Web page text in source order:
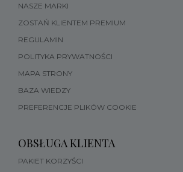
NASZE MARKI
ZOSTAŃ KLIENTEM PREMIUM
REGULAMIN
POLITYKA PRYWATNOŚCI
MAPA STRONY
BAZA WIEDZY
PREFERENCJE PLIKÓW COOKIE
OBSŁUGA KLIENTA
PAKIET KORZYŚCI